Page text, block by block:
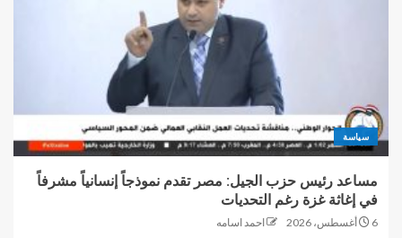
سياسة
مساعد رئيس حزب الجيل: مصر تقدم نموذجاً إنسانياً مشرفاً
في إغاثة غزة رغم التحديات
6 أغسطس، 2026 احمد اسامه